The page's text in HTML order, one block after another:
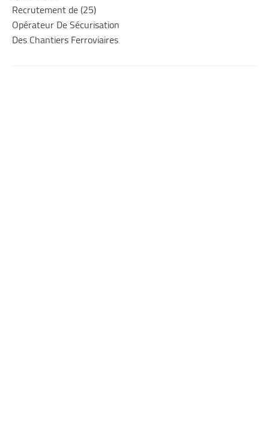
Recrutement de (25)
Opérateur De Sécurisation
Des Chantiers Ferroviaires